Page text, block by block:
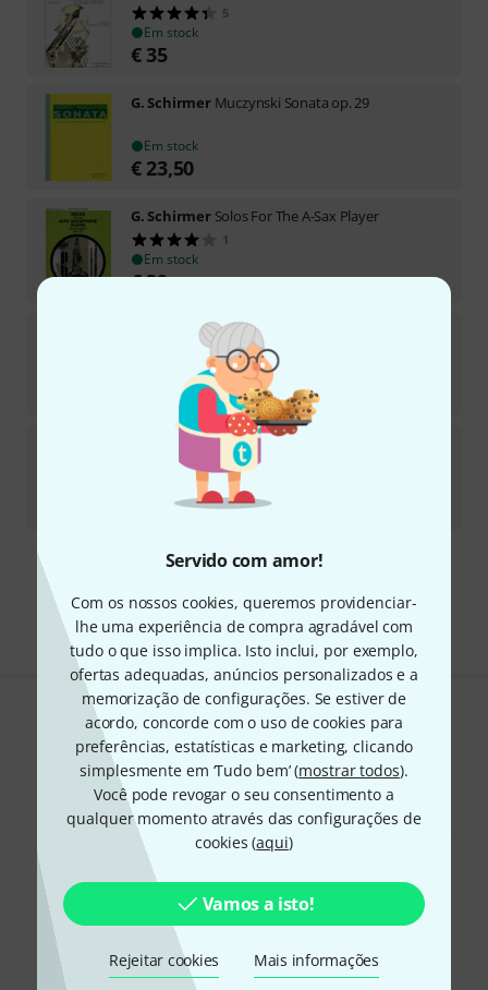
Servido com amor!
Com os nossos cookies, queremos providenciar-
lhe uma experiência de compra agradável com
tudo o que isso implica. Isto inclui, por exemplo,
ofertas adequadas, anúncios personalizados e a
memorização de configurações. Se estiver de
acordo, concorde com o uso de cookies para
preferências, estatísticas e marketing, clicando
simplesmente em ‘Tudo bem’ (mostrar todos).
Você pode revogar o seu consentimento a
qualquer momento através das configurações de
cookies (aqui)
Vamos a isto!
Rejeitar cookies Mais informações
5
Em stock
€ 35
G. Schirmer Muczynski Sonata op. 29
Em stock
€ 23,50
G. Schirmer Solos For The A-Sax Player
1
Em stock
€39
G. Schirmer Creston Concerto Alto Sax
Em stock
G. SchirmerMuczynski Sonata op. 14
Em stock
Todos os preços incl. IVA
Gosta do que vê?
Partilhar Ajuda e feedback
Newsletter Thomann